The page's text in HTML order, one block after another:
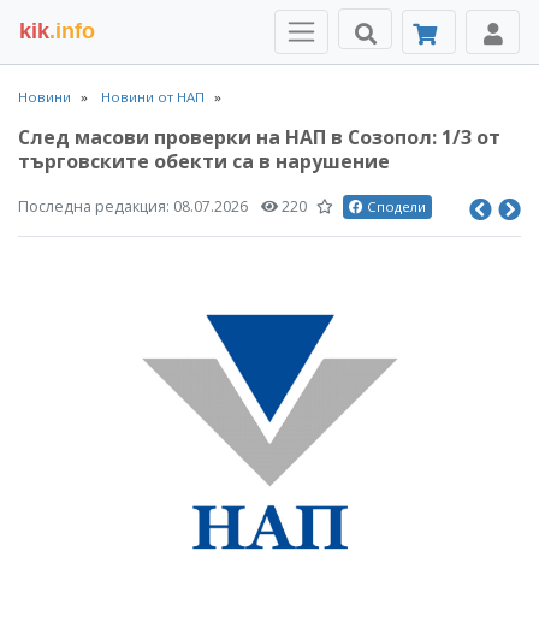
kik.info
Новини Новини от НАП
След масови проверки на НАП в Созопол: 1/3 от
търговските обекти са в нарушение
Последна редакция: 08.07.2026 220 Сподели